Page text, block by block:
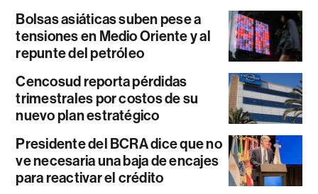
Bolsas asiáticas suben pese a
tensiones en Medio Oriente y al
repunte del petróleo
Cencosud reporta pérdidas
trimestrales por costos de su
nuevo plan estratégico
Presidente del BCRA dice que no
ve necesaria una baja de encajes
para reactivar el crédito